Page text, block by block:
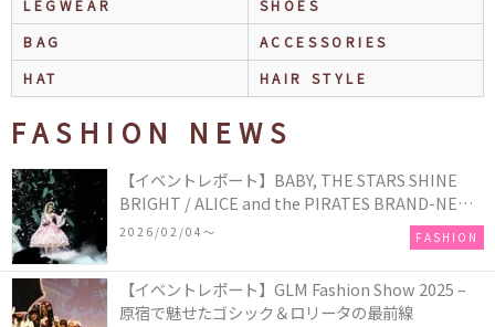
LEGWEAR
SHOES
BAG
ACCESSORIES
HAT
HAIR STYLE
FASHION NEWS
【イベントレポート】BABY, THE STARS SHINE
BRIGHT / ALICE and the PIRATES BRAND-NEW
COLLECTION in TOKYO
2026/02/04〜 FASHION
【イベントレポート】GLM Fashion Show 2025 –
原宿で魅せたゴシック＆ロリータの最前線